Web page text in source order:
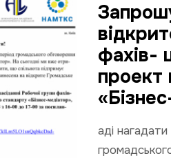
фахів-
проект
аді